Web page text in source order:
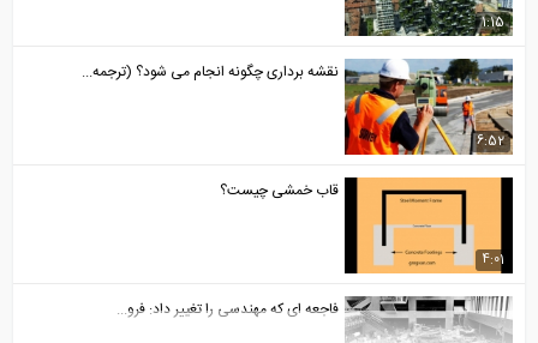
1:15
6:52
نقشه برداری چگونه انجام می شود؟ (ترجمه...
4:01
قاب خمشی چیست؟
فاجعه ای که مهندسی را تغییر داد: فرو...